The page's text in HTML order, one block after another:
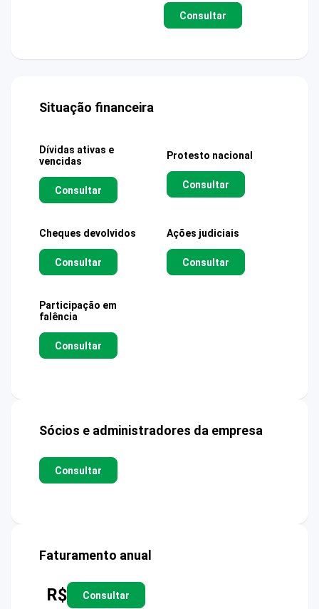
Consultar
Situação financeira
Dívidas ativas e
vencidas
Consultar
Protesto nacional
Consultar
Cheques devolvidos
Consultar
Ações judiciais
Consultar
Participação em
falência
Consultar
Sócios e administradores da empresa
Consultar
Faturamento anual
R$ Consultar